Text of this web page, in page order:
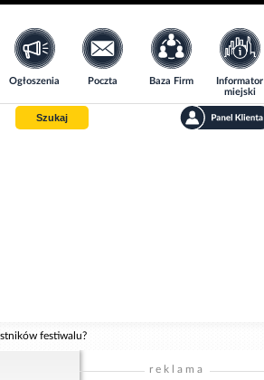
Ogłoszenia Poczta Baza Firm
Informator
miejski
Szukaj
festiwalu?
reklama